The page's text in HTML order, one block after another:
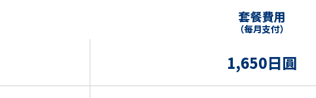
套餐費用
（每月支付）
1,650日圓